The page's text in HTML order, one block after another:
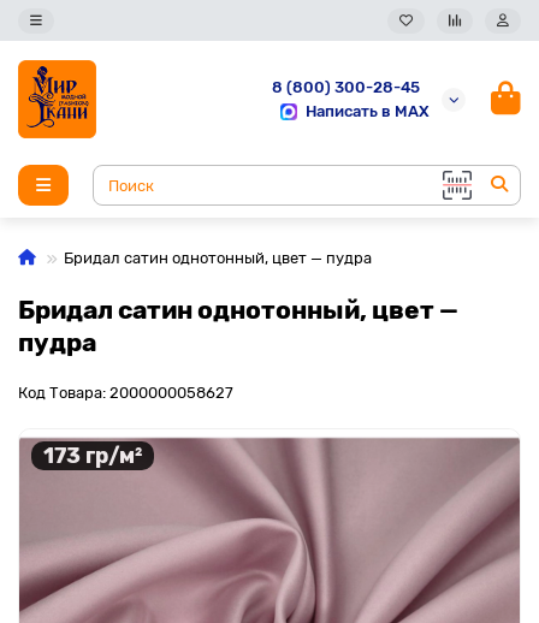
8 (800) 300-28-45
Написать в MAX
Бридал сатин однотонный, цвет — пудра
Бридал сатин однотонный, цвет —
пудра
Код Товара: 2000000058627
173 гр/м²